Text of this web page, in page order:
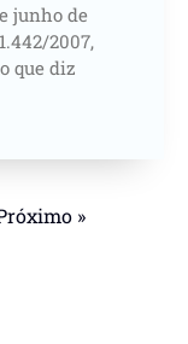
junho de
2007,
que diz
»